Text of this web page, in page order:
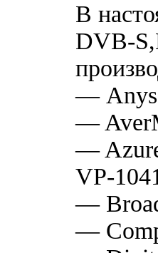
В
DVB-
—
—
—
VP-
—
—